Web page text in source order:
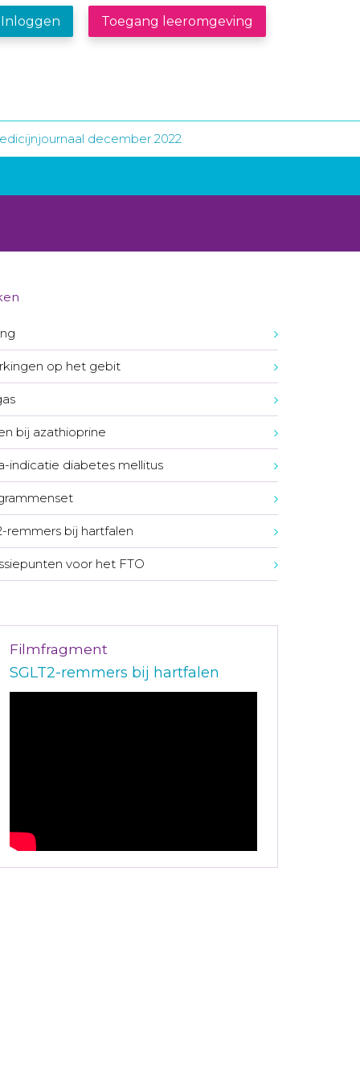
Inloggen Toegang leeromgeving
december 2022
op het gebit
bij azathioprine
indicatie diabetes mellitus
remmers bij hartfalen
voor het FTO
Filmfragment
SGLT2-remmers bij hartfalen